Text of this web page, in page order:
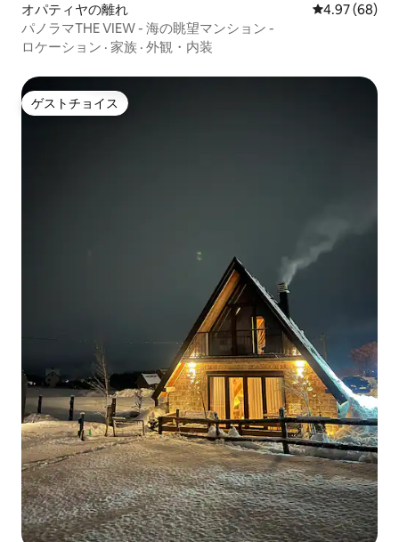
オパティヤの離れ レビュー68
4.97 (68)
パノラマTHE VIEW - 海の眺望マンション -
ロケーション · 家族 · 外観・内装
ゲストチョイス
ゲストチョイス